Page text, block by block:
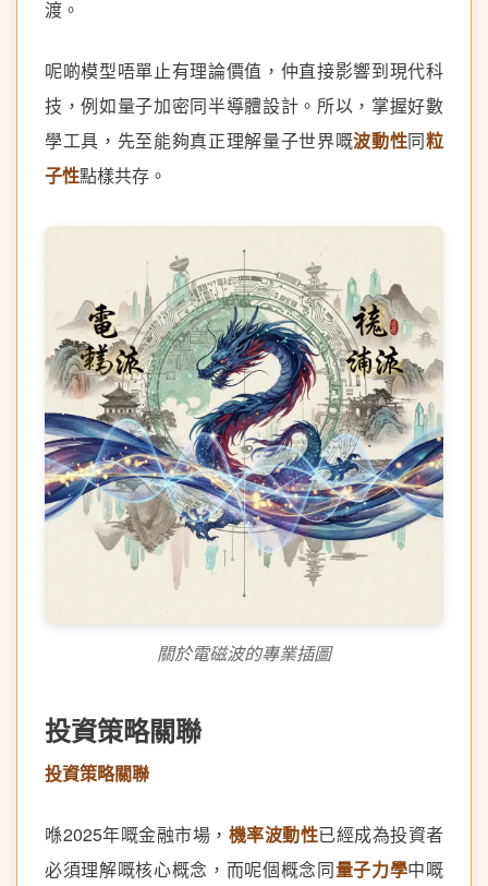
渡。
呢啲模型唔單止有理論價值，仲直接影響到現代科
技，例如量子加密同半導體設計。所以，掌握好數
學工具，先至能夠真正理解量子世界嘅波動性同粒
子性點樣共存。
關於電磁波的專業插圖
投資策略關聯
投資策略關聯
喺2025年嘅金融市場， 機率波動性已經成為投資者
必須理解嘅核心概念，而呢個概念同量子力學中嘅